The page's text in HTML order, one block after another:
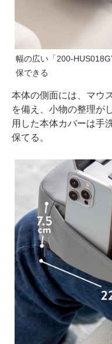
幅の広い「200-
保できる
本体の側面には、マウ
を備え、小物の整理が
用した本体カバーは手
保てる。